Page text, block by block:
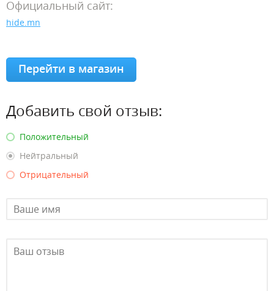
Официальный сайт:
hide.mn
Перейти в магазин
Добавить свой отзыв:
Положительный
Нейтральный
Отрицательный